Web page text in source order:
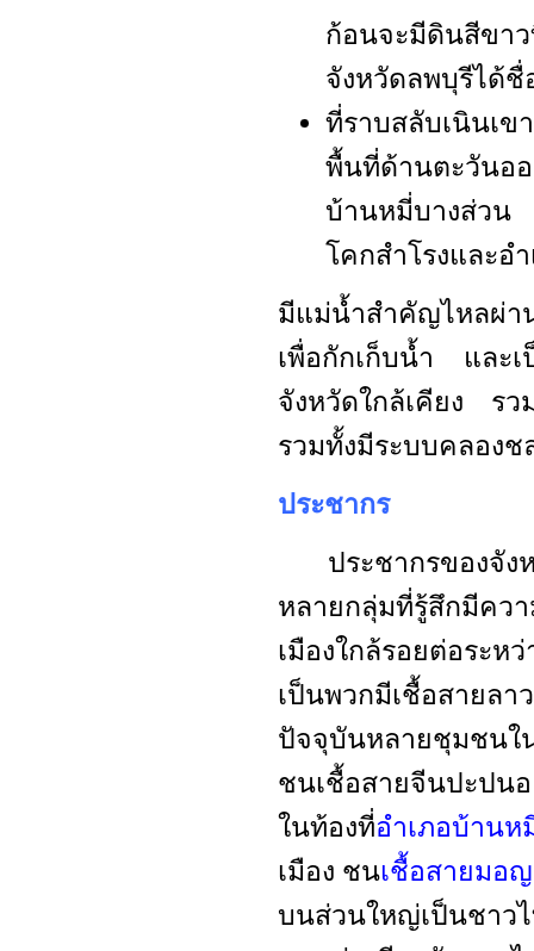
ก้อนจะมีดินสีขา
จังหวัดลพบุรีได้ชื่
ที่ราบสลับเนินเข
พื้นที่ด้านตะวันออ
บ้านหมี่บางส่ว
โคกสำโรงและอ
มีแม่น้ำสำคัญไหลผ่
เพื่อกักเก็บน้ำ และ
จังหวัดใกล้เคียง ร
รวมทั้งมีระบบคลองช
ประชากร
ประชากรของจังห
หลายกลุ่มที่รู้สึกมีคว
เมืองใกล้รอยต่อระห
เป็นพวกมีเชื้อสายลา
ปัจจุบันหลายชุมชนใ
ชนเชื้อสายจีนปะปน
ในท้องที่อำเภอบ้านห
เมือง ชนเชื้อสายมอญ
บนส่วนใหญ่เป็นชาวไ